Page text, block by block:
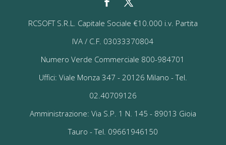
RCSOFT S.R.L. Capitale Sociale €10.000 i.v. Partita
IVA / C.F. 03033370804
Numero Verde Commerciale 800-984701
Uffici: Viale Monza 347 - 20126 Milano - Tel.
02.40709126
Amministrazione: Via S.P. 1 N. 145 - 89013 Gioia
Tauro - Tel. 09661946150